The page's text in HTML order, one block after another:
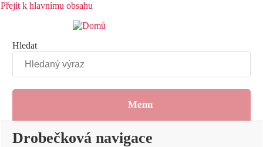
Přejít k hlavnímu obsahu
Hledat
Menu
Drobečková navigace